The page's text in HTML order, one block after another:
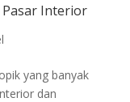
Interior
yang banyak
dan